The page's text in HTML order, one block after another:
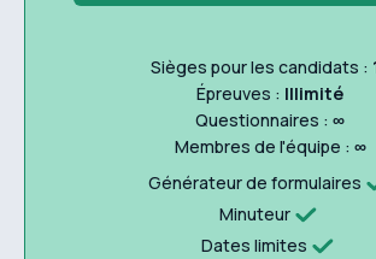
Sièges pour les candidats :
Épreuves : Illimité
Questionnaires : ∞
Membres de l'équipe : ∞
Générateur de formulaires
Minuteur
Dates limites